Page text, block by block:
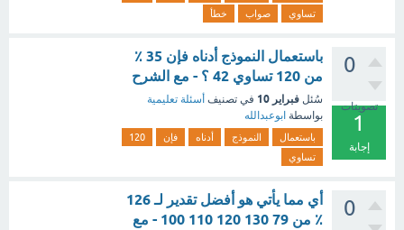
تساوي
صواب خطأ
0
تصويتات
1
إجابة
باستعمال النموذج أدناه فإن 35 ٪
من 120 تساوي 42 ؟ - مع الشرح
سُئل فبراير 10 في تصنيف أسئلة تعليمية
بواسطة ابوعبدالله
باستعمال النموذج أدناه فإن
120
تساوي
0
أي مما يأتي هو أفضل تقدير لـ 126
٪ من 79 130 120 110 100 - مع